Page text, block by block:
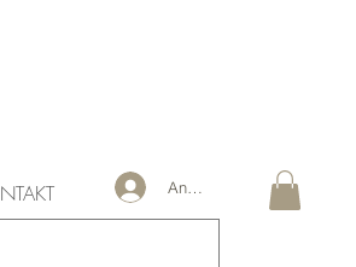
Anmelden